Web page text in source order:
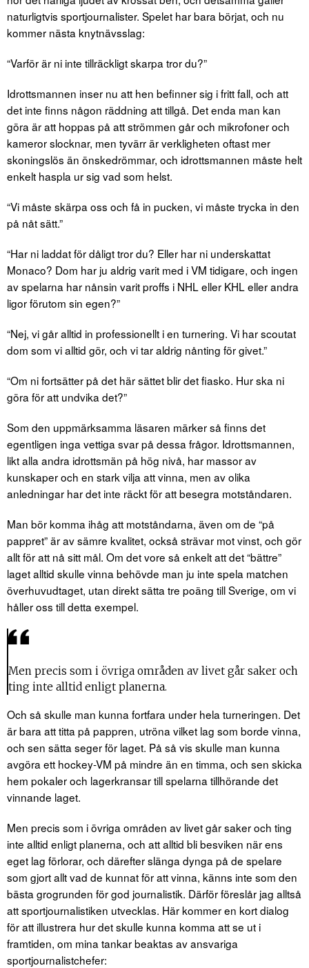
naturligtvis sportjournalister. Spelet har bara börjat, och nu
kommer nästa knytnävsslag:
“Varför är ni inte tillräckligt skarpa tror du?”
Idrottsmannen inser nu att hen befinner sig i fritt fall, och att
det inte finns någon räddning att tillgå. Det enda man kan
göra är att hoppas på att strömmen går och mikrofoner och
kameror slocknar, men tyvärr är verkligheten oftast mer
skoningslös än önskedrömmar, och idrottsmannen måste helt
enkelt haspla ur sig vad som helst.
“Vi måste skärpa oss och få in pucken, vi måste trycka in den
på nåt sätt.”
“Har ni laddat för dåligt tror du? Eller har ni underskattat
Monaco? Dom har ju aldrig varit med i VM tidigare, och ingen
av spelarna har nånsin varit proffs i NHL eller KHL eller andra
ligor förutom sin egen?”
“Nej, vi går alltid in professionellt i en turnering. Vi har scoutat
dom som vi alltid gör, och vi tar aldrig nånting för givet.”
“Om ni fortsätter på det här sättet blir det fiasko. Hur ska ni
göra för att undvika det?”
Som den uppmärksamma läsaren märker så finns det
egentligen inga vettiga svar på dessa frågor. Idrottsmannen,
likt alla andra idrottsmän på hög nivå, har massor av
kunskaper och en stark vilja att vinna, men av olika
anledningar har det inte räckt för att besegra motståndaren.
Man bör komma ihåg att motståndarna, även om de “på
pappret” är av sämre kvalitet, också strävar mot vinst, och gör
allt för att nå sitt mål. Om det vore så enkelt att det “bättre”
laget alltid skulle vinna behövde man ju inte spela matchen
överhuvudtaget, utan direkt sätta tre poäng till Sverige, om vi
håller oss till detta exempel.
Men precis som i övriga områden av livet går saker och
ting inte alltid enligt planerna.
Och så skulle man kunna fortfara under hela turneringen. Det
är bara att titta på pappren, utröna vilket lag som borde vinna,
och sen sätta seger för laget. På så vis skulle man kunna
avgöra ett hockey-VM på mindre än en timma, och sen skicka
hem pokaler och lagerkransar till spelarna tillhörande det
vinnande laget.
Men precis som i övriga områden av livet går saker och ting
inte alltid enligt planerna, och att alltid bli besviken när ens
eget lag förlorar, och därefter slänga dynga på de spelare
som gjort allt vad de kunnat för att vinna, känns inte som den
bästa grogrunden för god journalistik. Därför föreslår jag alltså
att sportjournalistiken utvecklas. Här kommer en kort dialog
för att illustrera hur det skulle kunna komma att se ut i
framtiden, om mina tankar beaktas av ansvariga
sportjournalistchefer: